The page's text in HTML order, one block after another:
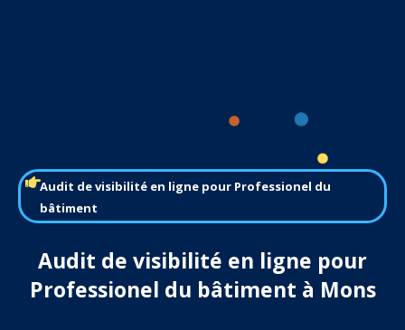
Audit de visibilité en ligne pour Professionel du
bâtiment
Audit de visibilité en ligne pour
Professionel du bâtiment à Mons